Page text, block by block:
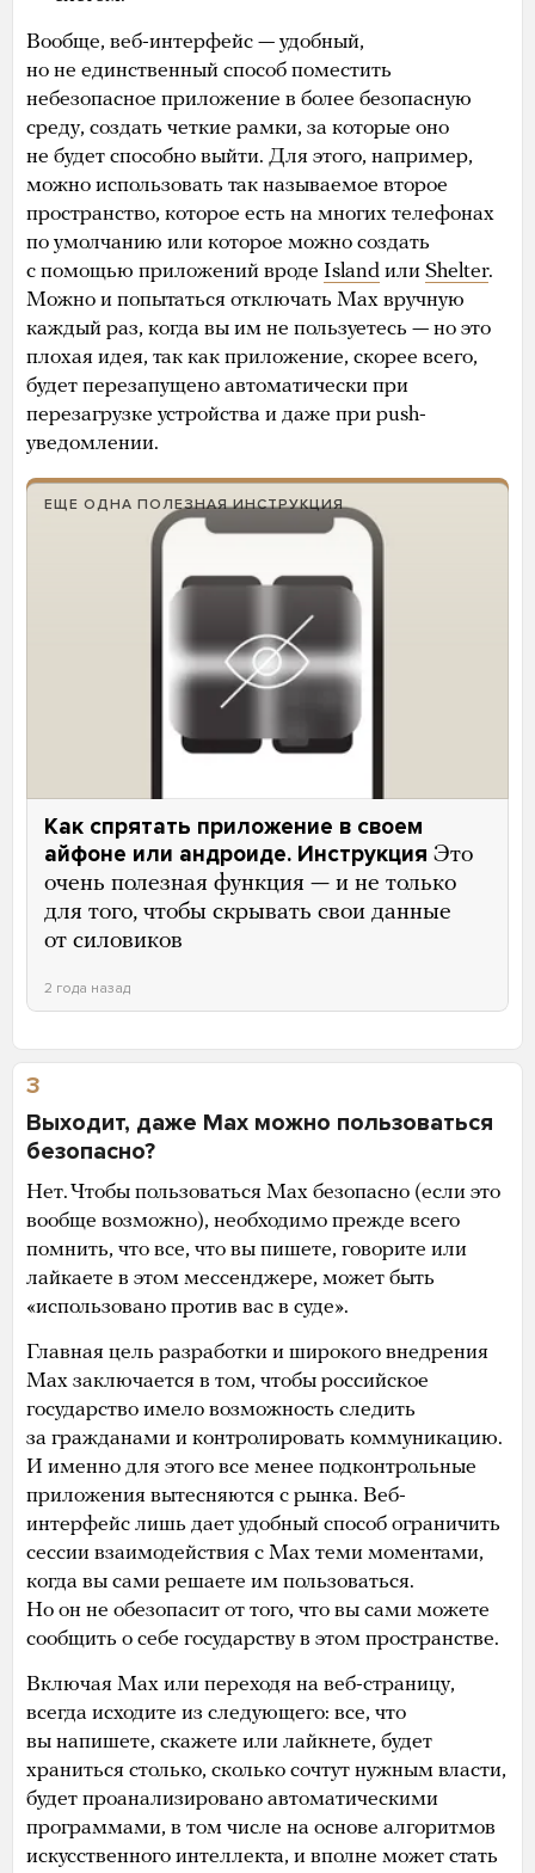
Вообще, веб-интерфейс — удобный,
но не единственный способ поместить
небезопасное приложение в более безопасную
среду, создать четкие рамки, за которые оно
не будет способно выйти. Для этого, например,
можно использовать так называемое второе
пространство, которое есть на многих телефонах
по умолчанию или которое можно создать
с помощью приложений вроде Island или Shelter.
Можно и попытаться отключать Max вручную
каждый раз, когда вы им не пользуетесь — но это
плохая идея, так как приложение, скорее всего,
будет перезапущено автоматически при
перезагрузке устройства и даже при push-
уведомлении.
ЕЩЕ ОДНА ПОЛЕЗНАЯ ИНСТРУКЦИЯ
Как спрятать приложение в своем
айфоне или андроиде. Инструкция Это
очень полезная функция — и не только
для того, чтобы скрывать свои данные
от силовиков
2 года назад
3
Выходит, даже Max можно пользоваться
безопасно?
Нет. Чтобы пользоваться Max безопасно (если это
вообще возможно), необходимо прежде всего
помнить, что все, что вы пишете, говорите или
лайкаете в этом мессенджере, может быть
«использовано против вас в суде».
Главная цель разработки и широкого внедрения
Max заключается в том, чтобы российское
государство имело возможность следить
за гражданами и контролировать коммуникацию.
И именно для этого все менее подконтрольные
приложения вытесняются с рынка. Веб-
интерфейс лишь дает удобный способ ограничить
сессии взаимодействия с Max теми моментами,
когда вы сами решаете им пользоваться.
Но он не обезопасит от того, что вы сами можете
сообщить о себе государству в этом пространстве.
Включая Max или переходя на веб-страницу,
всегда исходите из следующего: все, что
вы напишете, скажете или лайкнете, будет
храниться столько, сколько сочтут нужным власти,
будет проанализировано автоматическими
программами, в том числе на основе алгоритмов
искусственного интеллекта, и вполне может стать